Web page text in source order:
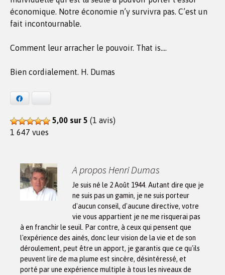
économique. Notre économie n’y survivra pas. C’est un
fait incontournable.
Comment leur arracher le pouvoir. That is….
Bien cordialement. H. Dumas
5,00 sur 5 (1 avis)
1 647 vues
A propos Henri Dumas
Je suis né le 2 Août 1944. Autant dire que je
ne suis pas un gamin, je ne suis porteur
d'aucun conseil, d'aucune directive, votre
vie vous appartient je ne me risquerai pas
à en franchir le seuil. Par contre, à ceux qui pensent que
l'expérience des ainés, donc leur vision de la vie et de son
déroulement, peut être un apport, je garantis que ce qu'ils
peuvent lire de ma plume est sincère, désintéressé, et
porté par une expérience multiple à tous les niveaux de